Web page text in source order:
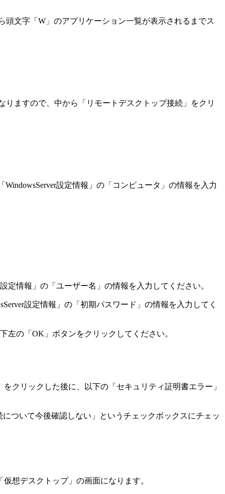
文字「W」のアプリケーション一覧が表示されるまでス
りますので、中から 「リモートデスクトップ接続」をクリ
設定情報」の「コンピュータ」の情報を入力
定情報」の「ユーザー名」の情報を入力 してください。
設定情報」の「初期パスワード」の情報を入力 してく
左の 「OK」ボタンをクリック してください。
をクリックした後に、以下の 「セキュリティ証明書エラー」
ついて今後確認しない」というチェックボックスにチェッ
想デスクトップ」の画面になります。